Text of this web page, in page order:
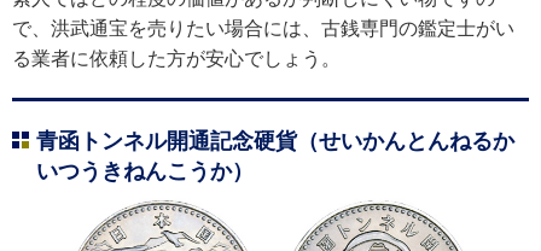
で、洪武通宝を売りたい場合には、古銭専門の鑑定士がい
る業者に依頼した方が安心でしょう。
青函トンネル開通記念硬貨（せいかんとんねるか
いつうきねんこうか）